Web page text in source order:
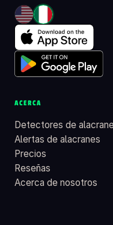
ACERCA
Detectores de
Alertas de alacranes
Precios
Reseñas
Acerca de nosotros